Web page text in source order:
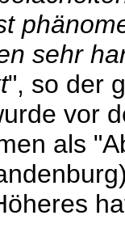
sehr
", so der
vor
als